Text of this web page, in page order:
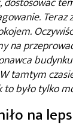
Teraz
na
tamtym
to było tylko
na